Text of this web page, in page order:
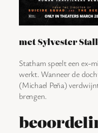
met Sylvester
Statham speelt een ex-
werkt. Wanneer de
(Michael Peña)
brengen.